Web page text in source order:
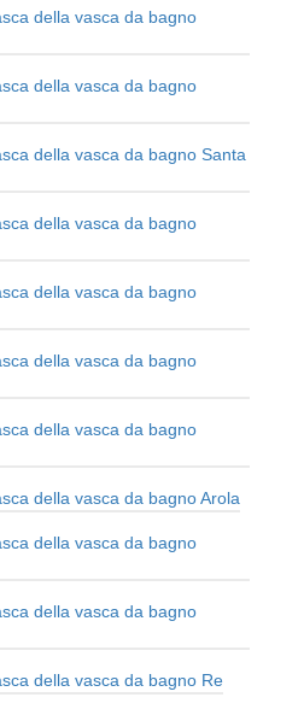
della vasca da bagno
della vasca da bagno
della vasca da bagno Santa
della vasca da bagno
della vasca da bagno
della vasca da bagno
della vasca da bagno
della vasca da bagno Arola
della vasca da bagno
della vasca da bagno
della vasca da bagno Re